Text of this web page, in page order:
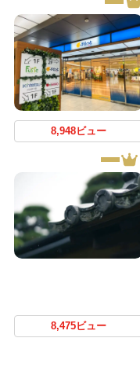
8,948ビュー
8,475ビュー